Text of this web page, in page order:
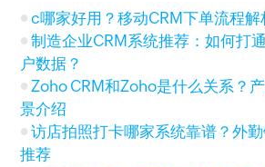
c哪家好用？移动CRM下单流程解
制造企业CRM系统推荐：如何打
户数据？
Zoho CRM和Zoho是什么关系？
景介绍
访店拍照打卡哪家系统靠谱？外
推荐